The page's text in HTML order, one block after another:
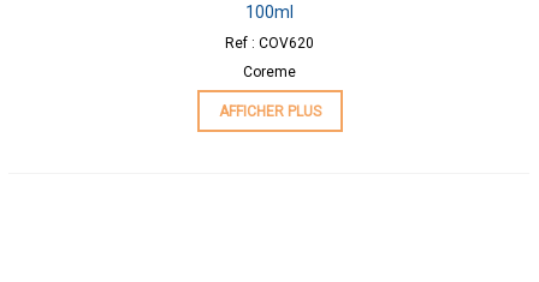
100ml
Ref : COV620
Coreme
AFFICHER PLUS